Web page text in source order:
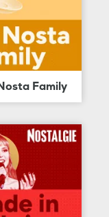
Family